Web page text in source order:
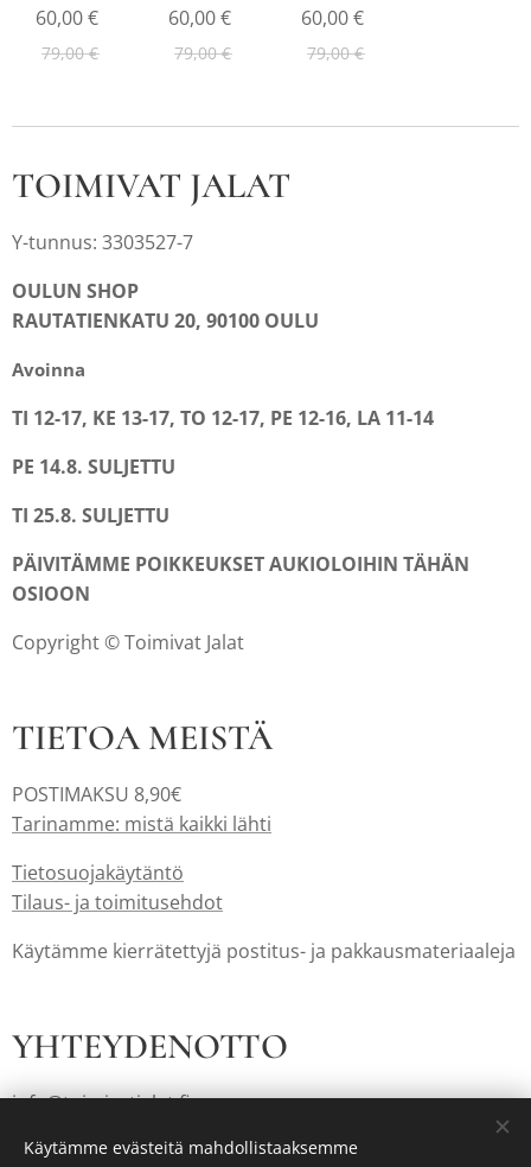
60,00€
79,00€
60,00€
79,00€
60,00€
79,00€
TOIMIVAT JALAT
Y-tunnus: 3303527-7
OULUN SHOP
RAUTATIENKATU 20, 90100 OULU
Avoinna
TI 12-17, KE 13-17, TO 12-17, PE 12-16, LA 11-14
PE 14.8. SULJETTU
TI 25.8. SULJETTU
PÄIVITÄMME POIKKEUKSET AUKIOLOIHIN TÄHÄN
OSIOON
Copyright © Toimivat Jalat
TIETOA MEISTÄ
POSTIMAKSU 8,90€
Tarinamme: mistä kaikki lähti
Tietosuojakäytäntö
Tilaus- ja toimitusehdot
Käytämme kierrätettyjä postitus- ja pakkausmateriaaleja
YHTEYDENOTTO
info@toimivatjalat.fi
Peruuta verkkokauppatilaus
Käytämme evästeitä mahdollistaaksemme